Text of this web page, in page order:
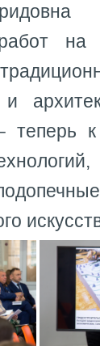
работ
и
теперь